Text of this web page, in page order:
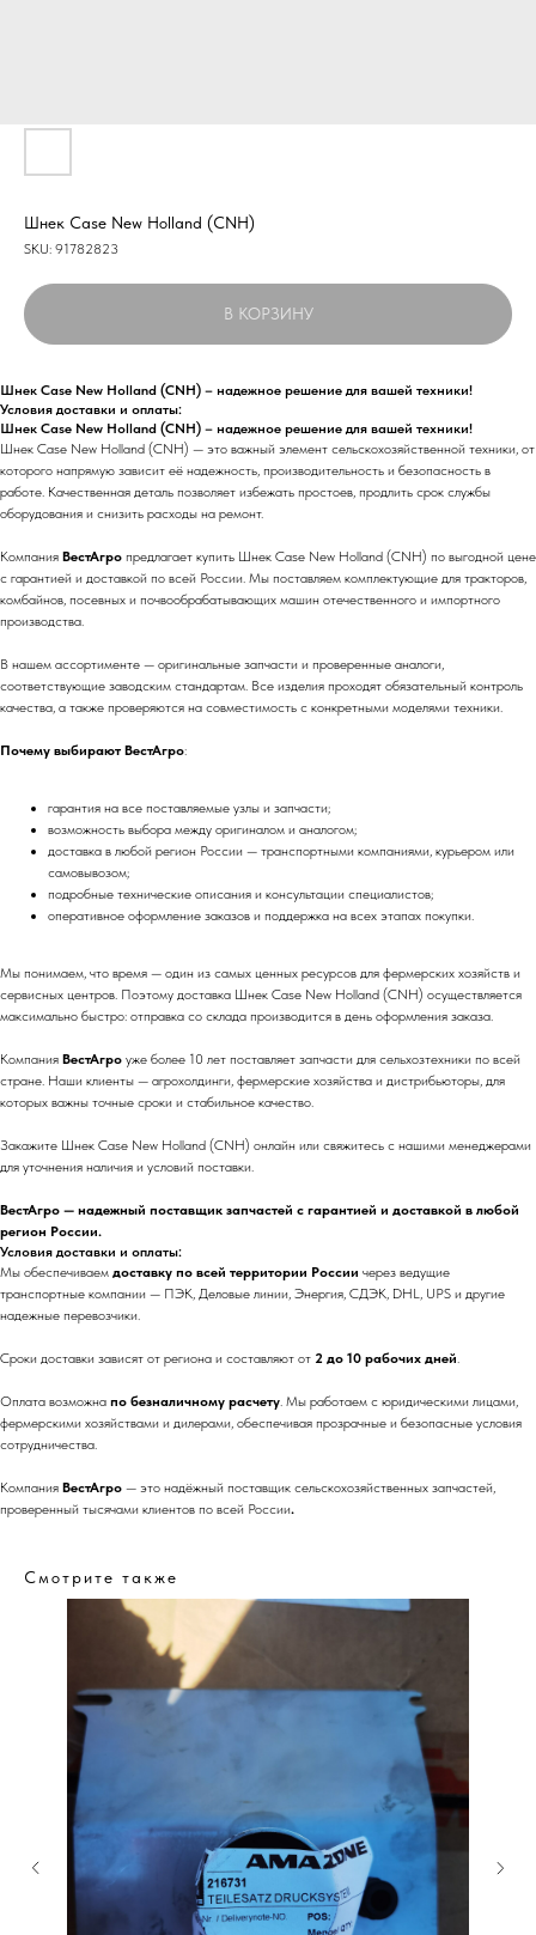
Шнек Case New Holland (CNH)
SKU: 91782823
В КОРЗИНУ
Шнек Case New Holland (CNH) – надежное решение для вашей техники!
Условия доставки и оплаты:
Шнек Case New Holland (CNH) – надежное решение для вашей техники!
Шнек Case New Holland (CNH) — это важный элемент сельскохозяйственной техники, от
которого напрямую зависит её надежность, производительность и безопасность в
работе. Качественная деталь позволяет избежать простоев, продлить срок службы
оборудования и снизить расходы на ремонт.
Компания ВестАгро предлагает купить Шнек Case New Holland (CNH) по выгодной цене
с гарантией и доставкой по всей России. Мы поставляем комплектующие для тракторов,
комбайнов, посевных и почвообрабатывающих машин отечественного и импортного
производства.
В нашем ассортименте — оригинальные запчасти и проверенные аналоги,
соответствующие заводским стандартам. Все изделия проходят обязательный контроль
качества, а также проверяются на совместимость с конкретными моделями техники.
Почему выбирают ВестАгро:
гарантия на все поставляемые узлы и запчасти;
возможность выбора между оригиналом и аналогом;
доставка в любой регион России — транспортными компаниями, курьером или
самовывозом;
подробные технические описания и консультации специалистов;
оперативное оформление заказов и поддержка на всех этапах покупки.
Мы понимаем, что время — один из самых ценных ресурсов для фермерских хозяйств и
сервисных центров. Поэтому доставка Шнек Case New Holland (CNH) осуществляется
максимально быстро: отправка со склада производится в день оформления заказа.
Компания ВестАгро уже более 10 лет поставляет запчасти для сельхозтехники по всей
стране. Наши клиенты — агрохолдинги, фермерские хозяйства и дистрибьюторы, для
которых важны точные сроки и стабильное качество.
Закажите Шнек Case New Holland (CNH) онлайн или свяжитесь с нашими менеджерами
для уточнения наличия и условий поставки.
ВестАгро — надежный поставщик запчастей с гарантией и доставкой в любой
регион России.
Условия доставки и оплаты:
Мы обеспечиваем доставку по всей территории России через ведущие
транспортные компании — ПЭК, Деловые линии, Энергия, СДЭК, DHL, UPS и другие
надежные перевозчики.
Сроки доставки зависят от региона и составляют от 2 до 10 рабочих дней.
Оплата возможна по безналичному расчету. Мы работаем с юридическими лицами,
фермерскими хозяйствами и дилерами, обеспечивая прозрачные и безопасные условия
сотрудничества.
Компания ВестАгро — это надёжный поставщик сельскохозяйственных запчастей,
проверенный тысячами клиентов по всей России.
Смотрите также